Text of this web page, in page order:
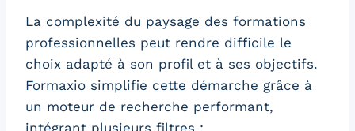
La complexité du paysage des formations
professionnelles peut rendre difficile le
choix adapté à son profil et à ses objectifs.
Formaxio simplifie cette démarche grâce à
un moteur de recherche performant,
intégrant plusieurs filtres :